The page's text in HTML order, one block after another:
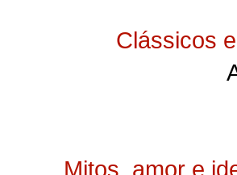
Clássicos
Mitos, amor e